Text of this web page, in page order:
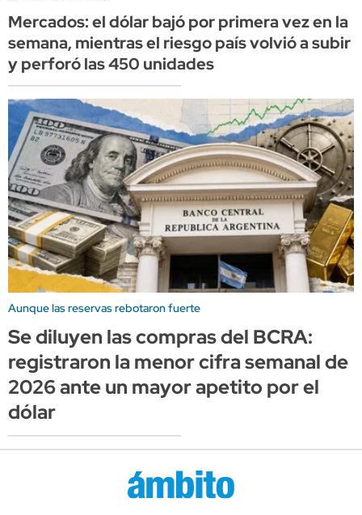
Mercados: el dólar bajó por primera vez en la
semana, mientras el riesgo país volvió a subir
y perforó las 450 unidades
Aunque las reservas rebotaron fuerte
Se diluyen las compras del BCRA:
registraron la menor cifra semanal de
2026 ante un mayor apetito por el
dólar